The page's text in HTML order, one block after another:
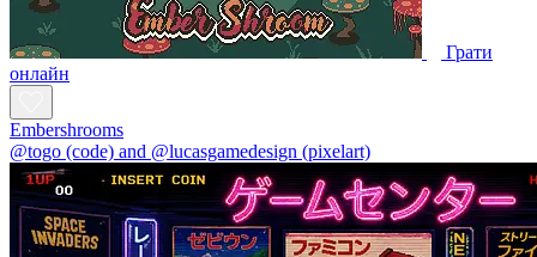
Грати
онлайн
Embershrooms
@togo (code) and @lucasgamedesign (pixelart)